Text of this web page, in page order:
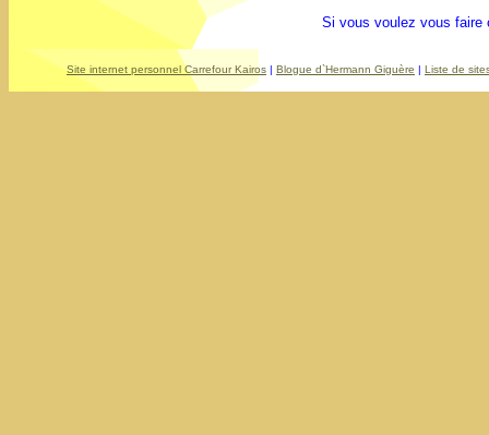
Si vous voulez vous
Site internet personnel Carrefour Kairos | Blogue d`Hermann Giguère | Liste de